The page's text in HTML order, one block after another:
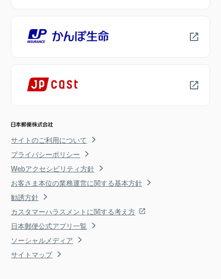
サイトのご利用について
プライバシーポリシー
Webアクセシビリティ方針
お客さま本位の業務運営に関する基本方針
勧誘方針
カスタマーハラスメントに関する考え方
日本郵便公式アプリ一覧
ソーシャルメディア
サイトマップ